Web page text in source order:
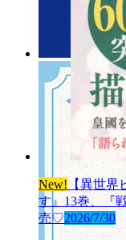
New!【異世界
す』13巻、『
売♡2026/7/30